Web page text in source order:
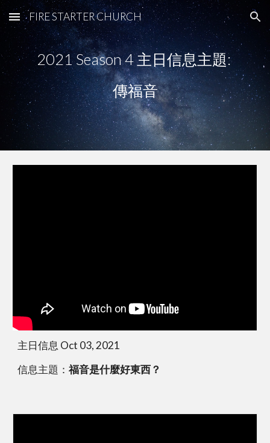
Skip to main content Skip to navigation
FIRE STARTER CHURCH
2021 Season 4 主日信息主題:
傳福音
主日信息 Oct 03, 2021
信息主題：福音是什麼好東西？